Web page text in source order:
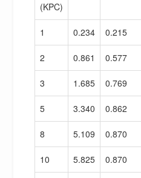
(KPC)
1 0.234 0.215
2 0.861 0.577
3 1.685 0.769
5 3.340 0.862
8 5.109 0.870
10 5.825 0.870